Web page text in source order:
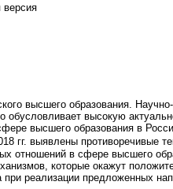
версия
высшего образования.
высокую
высшего образования в
гг. выявлены противоречивые
отношений в сфере высшего
которые окажут
реализации предложенных